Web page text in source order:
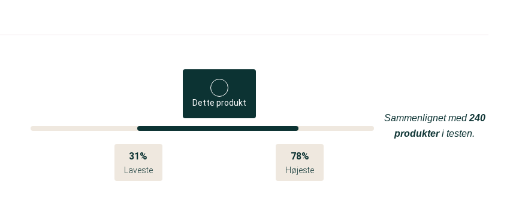
Dette produkt
31%
Laveste
78%
Højeste
Sammenlignet med240
produkteri testen.